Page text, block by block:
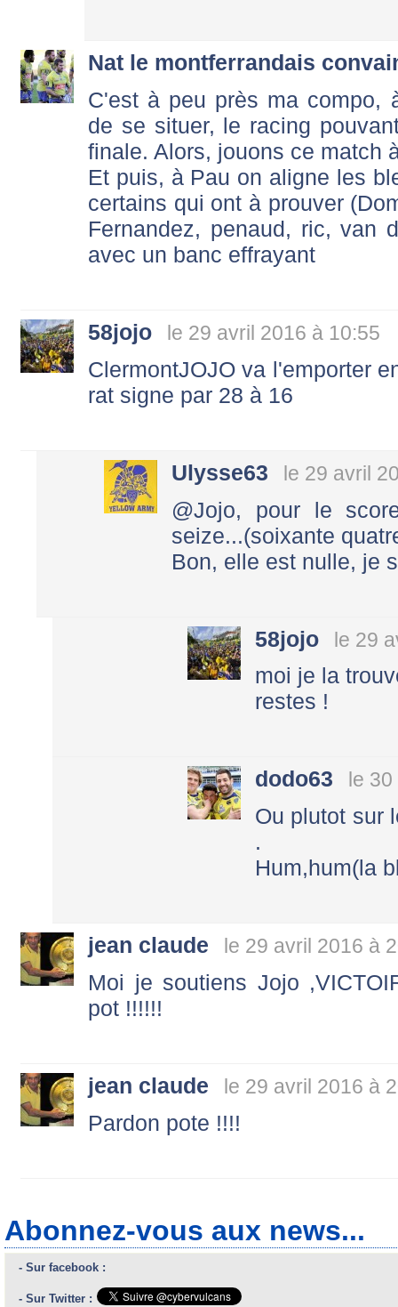
Nat le montferrandais
C'est à peu près ma compo,
de se situer, le racing
finale. Alors, jouons ce match
Et puis, à Pau on aligne les
certains qui ont à prouver
Fernandez, penaud, ric, van
avec un banc effrayant
58jojo le 29 avril 2016 à 10:55
ClermontJOJO va l'emporter
rat signe par 28 à 16
Ulysse63 le 29 avril
@Jojo, pour le
seize...(soixante
Bon, elle est nulle, je
58jojo le 29
moi je la
restes !
dodo63 le
Ou plutot sur
.
Hum,hum(la
jean claude le 29 avril 2016 à
Moi je soutiens Jojo
pot !!!!!!
jean claude le 29 avril 2016 à
Pardon pote !!!!
Abonnez-vous aux news...
- Sur facebook :
- Sur Twitter :